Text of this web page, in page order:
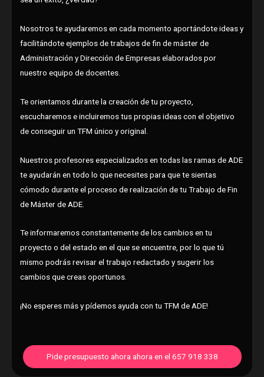
Nosotros te ayudaremos en cada momento aportándote ideas y
facilitándote ejemplos de trabajos de fin de máster de
Administración y Dirección de Empresas elaborados por
nuestro equipo de docentes.
Te orientamos durante la creación de tu proyecto,
escucharemos e incluiremos tus propias ideas con el objetivo
de conseguir un TFM único y original.
Nuestros profesores especializados en todas las ramas de ADE
te ayudarán en todo lo que necesites para que te sientas
cómodo durante el proceso de realización de tu Trabajo de Fin
de Máster de ADE.
Te informaremos constantemente de los cambios en tu
proyecto o del estado en el que se encuentre, por lo que tú
mismo podrás revisar el trabajo redactado y sugerir los
cambios que creas oportunos.
¡No esperes más y pídemos ayuda con tu TFM de ADE!
Pide presupuesto ahora ahora en el 657 918 338